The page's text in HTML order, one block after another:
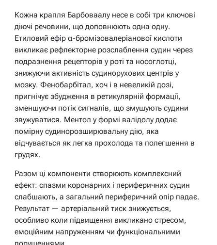
Кожна крапля Барбоваалу несе в собі три ключові
діючі речовини, що доповнюють одна одну.
Етиловий ефір α-бромізовалеріанової кислоти
викликає рефлекторне розслаблення судин через
подразнення рецепторів у роті та носоглотці,
знижуючи активність судинорухових центрів у
мозку. Фенобарбітал, хоч і в невеликій дозі,
пригнічує збудження в ретикулярній формації,
зменшуючи потік сигналів, що змушують судини
звужуватися. Ментол у формі валідолу додає
помірну судинорозширювальну дію, яка
відчувається як легка прохолода та полегшення в
грудях.
Разом ці компоненти створюють комплексний
ефект: спазми коронарних і периферичних судин
слабшають, а загальний периферичний опір падає.
Результат — артеріальний тиск знижується,
особливо коли підвищення викликано стресом,
емоційним напруженням чи функціональними